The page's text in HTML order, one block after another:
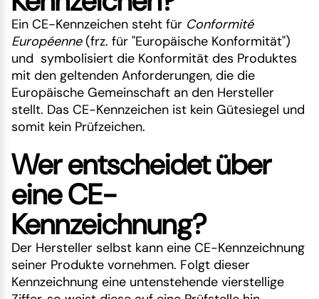
Ein CE-Kennzeichen steht für Conformité
Européenne(frz. für "Europäische Konformität")
und symbolisiert die Konformität des Produktes
mit den geltenden Anforderungen, die die
Europäische Gemeinschaft an den Hersteller
stellt. Das CE-Kennzeichen ist kein Gütesiegel und
somit kein Prüfzeichen.
Wer entscheidet über
eine CE-
Kennzeichnung?
Der Hersteller selbst kann eine CE-Kennzeichnung
seiner Produkte vornehmen. Folgt dieser
Kennzeichnung eine untenstehende vierstellige